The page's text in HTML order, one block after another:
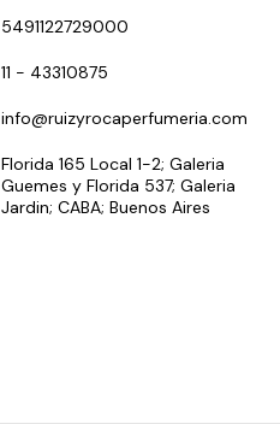
5491122729000
11 - 43310875
info@ruizyrocaperfumeria.com
Florida 165 Local 1-2; Galeria
Guemes y Florida 537; Galeria
Jardin; CABA; Buenos Aires